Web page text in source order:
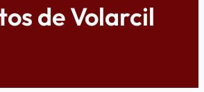
de Volarcil